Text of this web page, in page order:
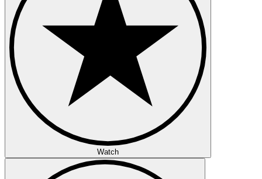
Watch